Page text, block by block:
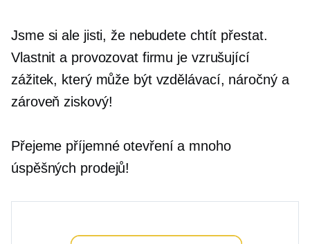
Jsme si ale jisti, že nebudete chtít přestat.
Vlastnit a provozovat firmu je vzrušující
zážitek, který může být vzdělávací, náročný a
zároveň ziskový!
Přejeme příjemné otevření a mnoho
úspěšných prodejů!